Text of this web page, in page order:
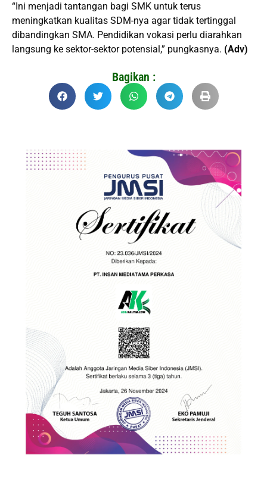
“Ini menjadi tantangan bagi SMK untuk terus
meningkatkan kualitas SDM-nya agar tidak tertinggal
dibandingkan SMA. Pendidikan vokasi perlu diarahkan
langsung ke sektor-sektor potensial,” pungkasnya. (Adv)
Bagikan :